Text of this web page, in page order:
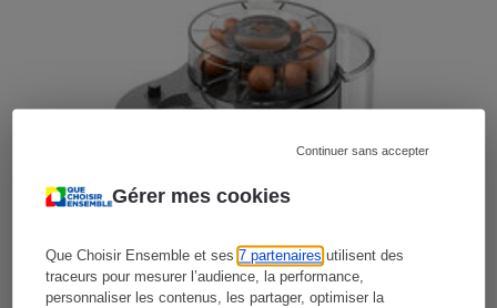
Gérer mes cookies
Que Choisir Ensemble et ses7 partenaires utilisent des
traceurs pour mesurer l’audience, la performance,
personnaliser les contenus, les partager, optimiser la
Continuer sans accepter